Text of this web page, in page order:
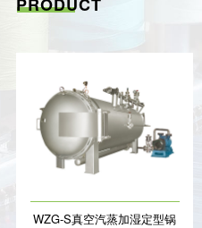
WZG-S真空汽蒸加湿定型锅